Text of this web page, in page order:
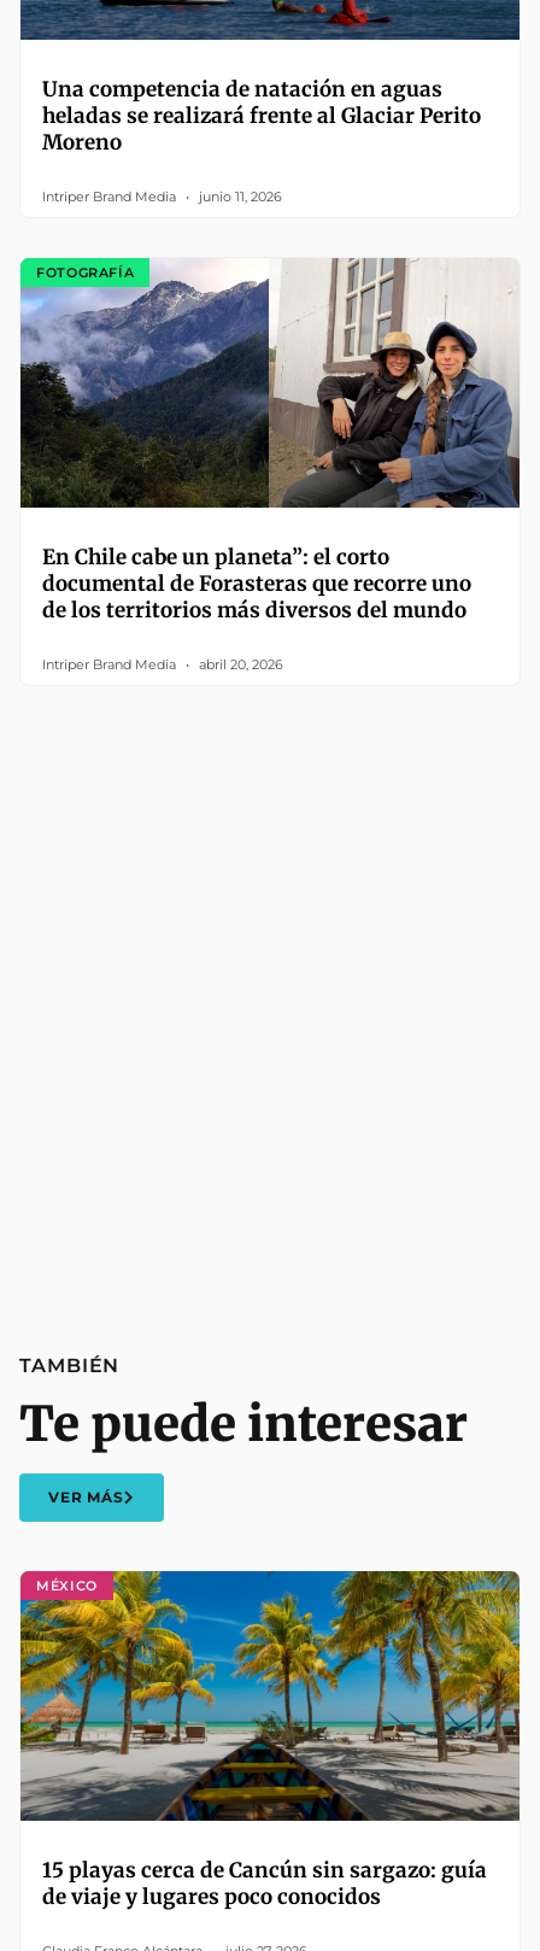
Una competencia de natación en aguas
heladas se realizará frente al Glaciar Perito
Moreno
Intriper Brand Media junio 11, 2026
FOTOGRAFÍA
En Chile cabe un planeta”: el corto
documental de Forasteras que recorre uno
de los territorios más diversos del mundo
Intriper Brand Media abril 20, 2026
MÉXICO
15 playas cerca de Cancún sin sargazo: guía
de viaje y lugares poco conocidos
TAMBIÉN
Te puede interesar
VER MÁS